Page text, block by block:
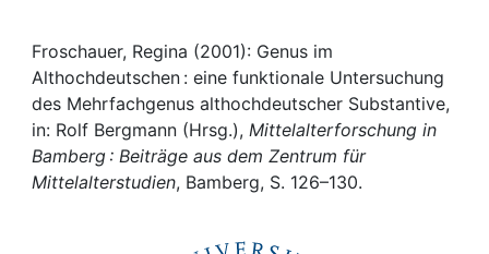
Awards
My FIS
Help
Froschauer, Regina (2001): Genus im
Althochdeutschen : eine funktionale Untersuchung
des Mehrfachgenus althochdeutscher Substantive,
in: Rolf Bergmann (Hrsg.), Mittelalterforschung in
Bamberg : Beiträge aus dem Zentrum für
Mittelalterstudien, Bamberg, S. 126–130.